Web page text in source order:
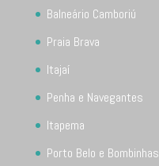
Balneário Camboriú
Praia Brava
Itajaí
Penha e Navegantes
Itapema
Porto Belo e Bombinhas